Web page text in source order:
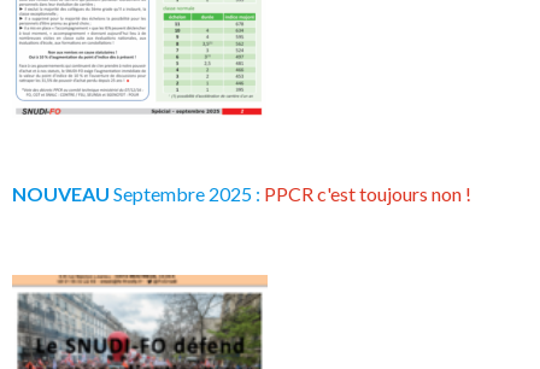
NOUVEAU Septembre 2025 : PPCR c'est toujours non !